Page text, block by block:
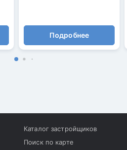
Подробнее
Каталог застройщиков
Поиск по карте